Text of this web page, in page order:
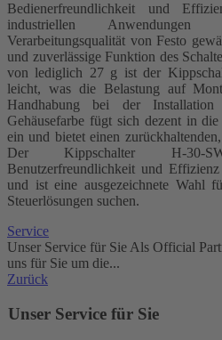
Bedienerfreundlichkeit und
industriellen
Verarbeitungsqualität von Festo
und zuverlässige Funktion des
von lediglich 27 g ist der
leicht, was die Belastung auf
Handhabung bei der
Gehäusefarbe fügt sich dezent in
ein und bietet einen
Der Kippschalter H-30-
Benutzerfreundlichkeit und
und ist eine ausgezeichnete Wahl
Steuerlösungen suchen.
Service
Unser Service für Sie Als Official
uns für Sie um die...
Zurück
Unser Service für Sie